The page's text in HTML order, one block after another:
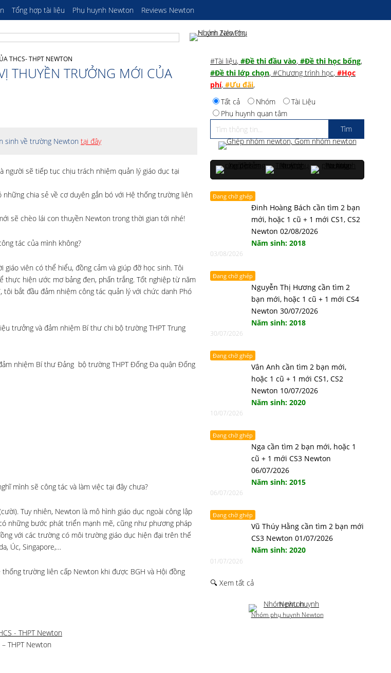
Tổng hợp tài liệu Phụ huynh Newton Reviews Newton
THCS- THPT NEWTON
THUYỀN TRƯỞNG MỚI CỦA
sinh về trường Newton tại đây
người sẽ tiếp tục chịu trách nhiệm quản lý giáo dục tại
những chia sẻ về cơ duyên gắn bó với Hệ thống trường liên
sẽ chèo lái con thuyền Newton trong thời gian tới nhé!
tác của mình không?
viên có thể hiểu, đồng cảm và giúp đỡ học sinh. Tôi
thực hiện ước mơ bảng đen, phấn trắng. Tốt nghiệp từ năm
bắt đầu đảm nhiệm công tác quản lý với chức danh Phó
trưởng và đảm nhiệm Bí thư chi bộ trường THPT Trung
nhiệm Bí thư Đảng bộ trường THPT Đống Đa quận Đống
mình sẽ công tác và làm việc tại đây chưa?
Tuy nhiên, Newton là mô hình giáo dục ngoài công lập
những bước phát triển mạnh mẽ, cũng như phương pháp
với các trường có môi trường giáo dục hiện đại trên thế
Úc, Singapore,…
trường liên cấp Newton khi được BGH và Hội đồng
THPT Newton
#Tài liệu, #Đề thi đầu vào, #Đề thi học bổng,
#Đề thi lớp chọn, #Chương trình học, #Học
phí, #Ưu đãi,
Tất cả
Nhóm
Tài Liệu
Phụ huynh quan tâm
Đang chờ ghép
Đinh Hoàng Bách cần tìm 2 bạn
mới, hoặc 1 cũ + 1 mới CS1, CS2
Newton 02/08/2026
Năm sinh: 2018
03/08/2026
Đang chờ ghép
Nguyễn Thị Hương cần tìm 2
bạn mới, hoặc 1 cũ + 1 mới CS4
Newton 30/07/2026
Năm sinh: 2018
30/07/2026
Đang chờ ghép
Vân Anh cần tìm 2 bạn mới,
hoặc 1 cũ + 1 mới CS1, CS2
Newton 10/07/2026
Năm sinh: 2020
10/07/2026
Đang chờ ghép
Nga cần tìm 2 bạn mới, hoặc 1
cũ + 1 mới CS3 Newton
06/07/2026
Năm sinh: 2015
06/07/2026
Đang chờ ghép
Vũ Thúy Hằng cần tìm 2 bạn mới
CS3 Newton 01/07/2026
Năm sinh: 2020
01/07/2026
🔍 Xem tất cả
Nhóm phụ huynh Newton